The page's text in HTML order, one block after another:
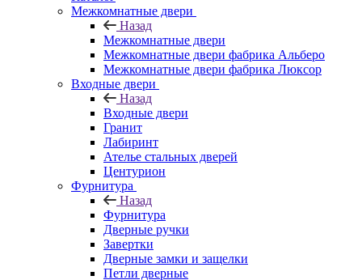
Межкомнатные двери
Назад
Межкомнатные двери
Межкомнатные двери фабрика Альберо
Межкомнатные двери фабрика Люксор
Входные двери
Назад
Входные двери
Гранит
Лабиринт
Ателье стальных дверей
Центурион
Фурнитура
Назад
Фурнитура
Дверные ручки
Завертки
Дверные замки и защелки
Петли дверные